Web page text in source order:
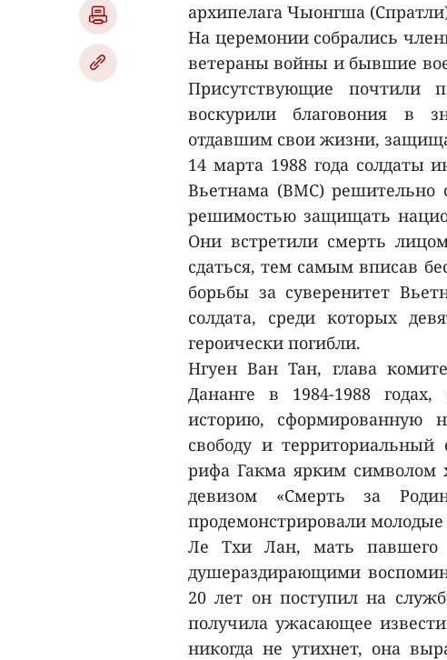
архипелага Чыонгша
На церемонии собрались
ветераны войны и бывшие
Присутствующие почтили
воскурили благовония в
отдавшим свои жизни,
14 марта 1988 года солдаты
Вьетнама (ВМС) решительно
решимостью защищать
Они встретили смерть
сдаться, тем самым вписав
борьбы за суверенитет
солдата, среди которых
героически погибли.
Нгуен Ван Тан, глава
Дананге в 1984-1988
историю, сформированную
свободу и
рифа Гакма ярким символом
девизом «Смерть за
продемонстрировали
Ле Тхи Лан, мать павшего
душераздирающими
20 лет он поступил на
получила ужасающее
никогда не утихнет, она